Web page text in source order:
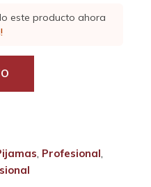
este producto ahora
, Profesional,